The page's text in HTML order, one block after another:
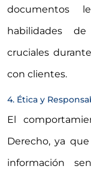
documentos
habilidades
cruciales
con clientes.
4. Ética y
El
Derecho, ya
información